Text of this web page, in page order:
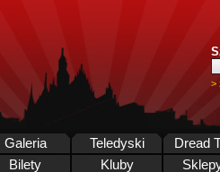
>
Galeria Teledyski Dread
Bilety Kluby